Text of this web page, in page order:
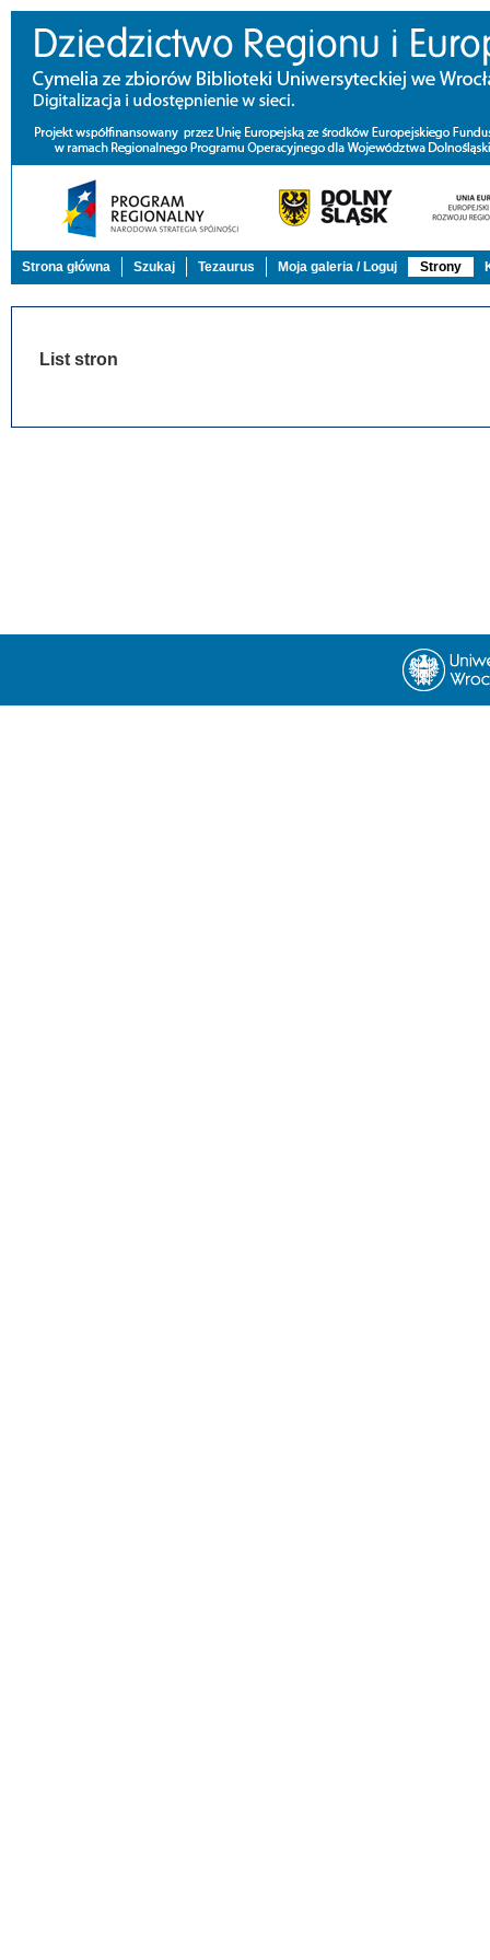
Strona główna Szukaj Tezaurus Moja galeria / Loguj Strony
List stron